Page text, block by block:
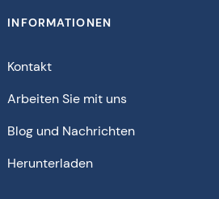
INFORMATIONEN
Kontakt
Arbeiten Sie mit uns
Blog und Nachrichten
Herunterladen